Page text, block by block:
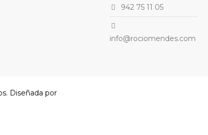
942 75 11 05
info@rociomendes.com
Diseñada por